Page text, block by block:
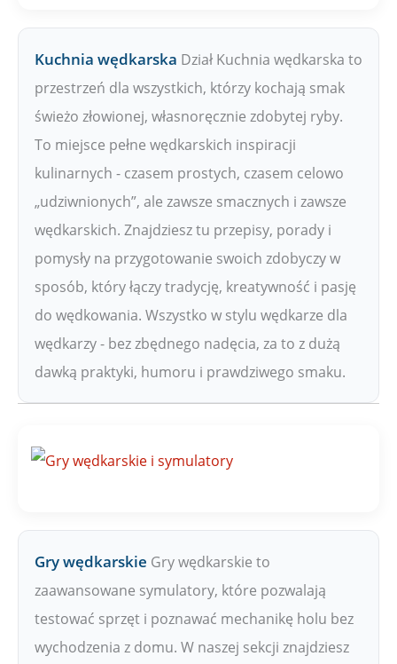
Kuchnia wędkarska Dział Kuchnia wędkarska to
przestrzeń dla wszystkich, którzy kochają smak
świeżo złowionej, własnoręcznie zdobytej ryby.
To miejsce pełne wędkarskich inspiracji
kulinarnych - czasem prostych, czasem celowo
„udziwnionych”, ale zawsze smacznych i zawsze
wędkarskich. Znajdziesz tu przepisy, porady i
pomysły na przygotowanie swoich zdobyczy w
sposób, który łączy tradycję, kreatywność i pasję
do wędkowania. Wszystko w stylu wędkarze dla
wędkarzy - bez zbędnego nadęcia, za to z dużą
dawką praktyki, humoru i prawdziwego smaku.
Gry wędkarskie Gry wędkarskie to
zaawansowane symulatory, które pozwalają
testować sprzęt i poznawać mechanikę holu bez
wychodzenia z domu. W naszej sekcji znajdziesz